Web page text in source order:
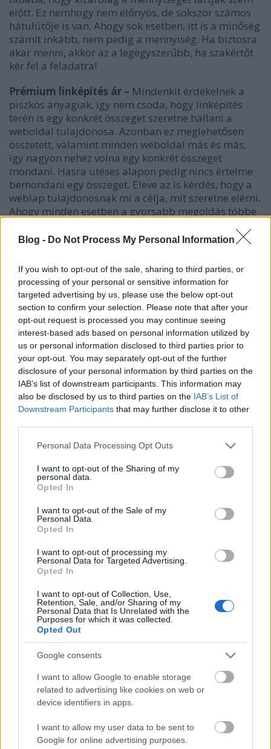
Blog - Do Not Process My Personal Information
If you wish to opt-out of the sale, sharing to third parties, or
processing of your personal or sensitive information for
targeted advertising by us, please use the below opt-out
section to confirm your selection. Please note that after your
opt-out request is processed you may continue seeing
interest-based ads based on personal information utilized by
us or personal information disclosed to third parties prior to
your opt-out. You may separately opt-out of the further
disclosure of your personal information by third parties on the
IAB’s list of downstream participants. This information may
also be disclosed by us to third parties on the IAB’s List of
Downstream Participants that may further disclose it to other
Please note that this website/app uses one or more Google
not limited to your visit or usage behaviour. You may click to
grant or deny consent to Google and its third-party tags to
use your data for below specified purposes in below Google
consent section.
Personal Data Processing Opt Outs
I want to opt-out of the Sharing of my
personal data.
Opted In
I want to opt-out of the Sale of my
Personal Data.
Opted In
I want to opt-out of processing my
Personal Data for Targeted Advertising.
Opted In
I want to opt-out of Collection, Use,
Retention, Sale, and/or Sharing of my
Personal Data that Is Unrelated with the
Purposes for which it was collected.
Opted Out
Google consents
I want to allow Google to enable storage
related to advertising like cookies on web or
device identifiers in apps.
I want to allow my user data to be sent to
Google for online advertising purposes.
előtt. Ez nemhogy nem előnyös, de sokszor számos
hátulütője is van. Ahogy sok esetben, itt is a minőség
számít inkább, nem pedig a mennyiség. Ha biztosra
akar menni, akkor az a legegyszerűbb, ha szakértőt
kér fel a feladatra!
Prémium linképítés ár – Mindenkit érdekelnek a
piszkos anyagiak, így nem csoda, hogy linképítés
terén is egy konkrét összeget szeretne hallani a
weboldal tulajdonosa. Azonban ez meglehetősen
összetett, valamint minden weboldal más és más,
így nagyon nehéz volna egy konkrét összeget
mondani. Hasra ütéses alapon pedig nincs értelme
bemondani egy összeget. Eleve az is kérdés, hogy a
weblap tulajdonosnak mi a célja, mit szeretne elérni.
Ahogy minden esetben a gyorsabb megoldás többe
akár havi néhány tízezer forintért már szép
akik inkább mellőzik a szakértőtől való
segítségkérést és maguk próbálnak eredményt
elérni, mivel úgy vélik, ez a legolcsóbb út, ráadásul
annyira nem lehet nehéz a linképítés. Nekik csak sok
szerencsét kívánhatunk!
A linképítés közel sem olyan egyszerű, mint azt
sokan gondolják. Ráadásul a Google újabb és újabb
változtatásokat eszközöl, amikkel ha nincs tisztában
az ezen dolgozó ember, akkor a weboldal könnyen
hátra kerül a keresési találatok közt. A megoldást az
jelenti, ha megkér egy szakértőt és hajlandó áldozni
a weboldalra, ha többet nem is, legalább egy audit-
szánja a beállítások elvégzésére, a megfelelő
oldalakra kerülésre.
úgynevezett linkgyűjtemények, linkfarmok
manapság nem a legjobb megoldások a linképítés
linkjei értékesek, de azt tudni kell, miért jó az egyik
és rossz a másik. A prémium linképítés ár
azoknak az oldalaknak az értékét, melyekre az adott
weboldal linkjei kikerülnek. Mint ahogyan az
nehezen hihető, hogy egy újonnan nyílt sarki
kisboltot a nagy áruházak bármelyike ajánlgat,
éppúgy az is hihetetlen - és a Google figyeli is -, hogy
egy új weblapra régi nagy értékű weblapokról
legyenek linkek. A linképítést is fel kell építeni, itt is
stratégiában kell gondolkozni. Manapság az értékes
linkek mellett sokat számít a tartalom is. A
SEO szakértő által. Ez a legbiztosabb módszer az
oldal keresőkben elért helyezésének növeléséhez. Az